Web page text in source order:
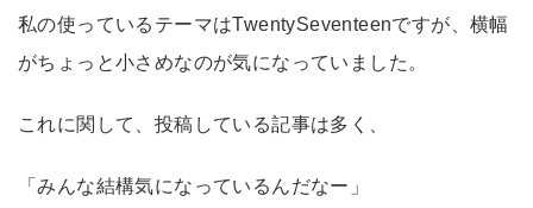
私の使っているテーマはTwentySeventeenですが、横幅
がちょっと小さめなのが気になっていました。
これに関して、投稿している記事は多く、
「みんな結構気になっているんだなー」